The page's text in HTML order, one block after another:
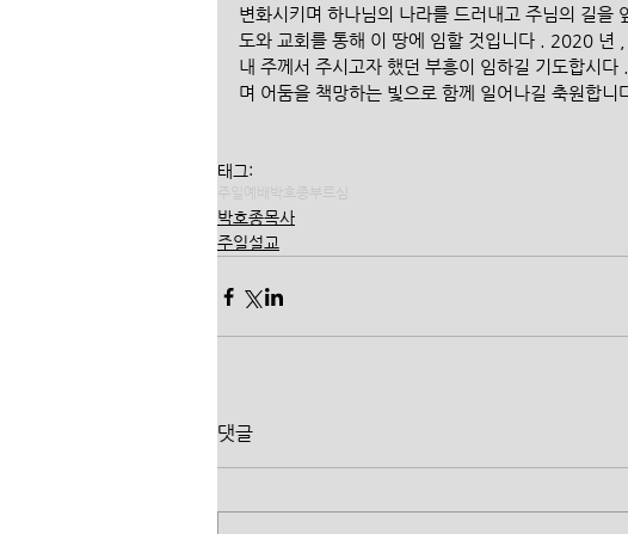
변화시키며 하나님의 나라를 드러내고 주님의 길을
도와 교회를 통해 이 땅에 임할 것입니다 . 2020 년
내 주께서 주시고자 했던 부흥이 임하길 기도합시
며 어둠을 책망하는 빛으로 함께 일어나길 축원합니
태그:
박호종목사
주일설교
댓글